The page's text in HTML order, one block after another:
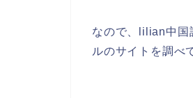
なので、lilian中国
ルのサイトを調べ